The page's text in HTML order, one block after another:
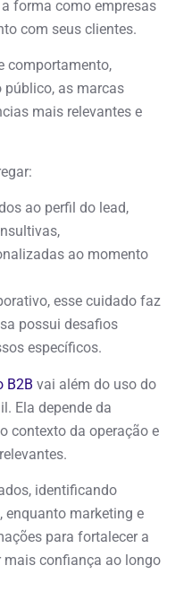
forma como empresas
com seus clientes.
comportamento,
público, as marcas
mais relevantes e
ao perfil do lead,
ao momento
esse cuidado faz
possui desafios
específicos.
B2B vai além do uso do
Ela depende da
contexto da operação e
identificando
enquanto marketing e
para fortalecer a
mais confiança ao longo